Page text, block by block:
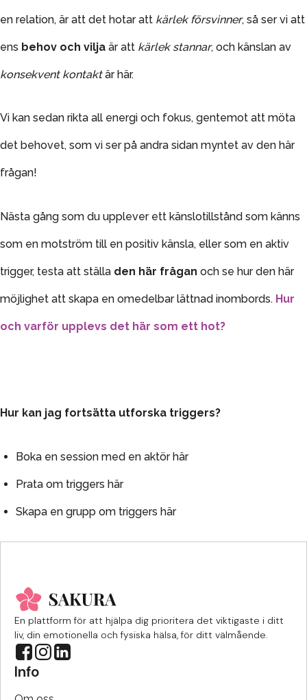
en relation, är att det hotar att kärlek försvinner, så ser vi att
ens behov och vilja är att kärlek stannar, och känslan av
konsekvent kontaktär här.
Vi kan sedan rikta all energi och fokus, gentemot att möta
det behovet, som vi ser på andra sidan myntet av den här
frågan!
Nästa gång som du upplever ett känslotillstånd som känns
som en motström till en positiv känsla, eller som en aktiv
trigger, testa att ställa den här frågan och se hur den här
möjlighet att skapa en omedelbar lättnad inombords. Hur
och varför upplevs det här som ett hot?
Hur kan jag fortsätta utforska triggers?
Boka en session med en aktörhär
Prata om triggershär
Skapa en grupp om triggershär
En plattform för att hjälpa dig prioritera det viktigaste i ditt
liv, din emotionella och fysiska hälsa, för ditt välmående.
Info